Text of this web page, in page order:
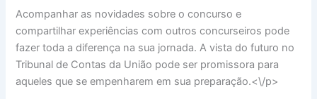
Acompanhar as novidades sobre o concurso e
compartilhar experiências com outros concurseiros pode
fazer toda a diferença na sua jornada. A vista do futuro no
Tribunal de Contas da União pode ser promissora para
aqueles que se empenharem em sua preparação.<\/p>